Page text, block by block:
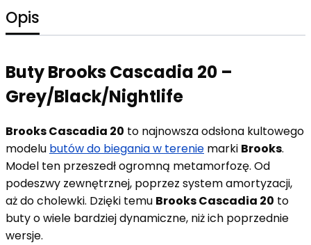
Opis
Buty Brooks Cascadia 20 –
Grey/Black/Nightlife
Brooks Cascadia 20 to najnowsza odsłona kultowego
modelu butów do biegania w terenie marki Brooks.
Model ten przeszedł ogromną metamorfozę. Od
podeszwy zewnętrznej, poprzez system amortyzacji,
aż do cholewki. Dzięki temu Brooks Cascadia 20 to
buty o wiele bardziej dynamiczne, niż ich poprzednie
wersje.